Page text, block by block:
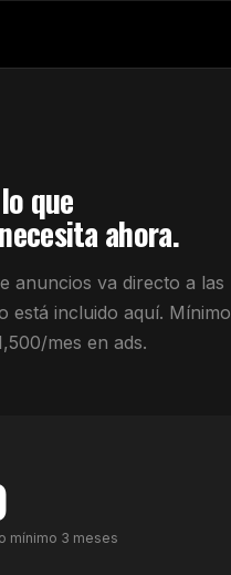
que
ahora.
anuncios va directo a las
está incluido aquí. Mínimo
mes en ads.
mínimo 3 meses